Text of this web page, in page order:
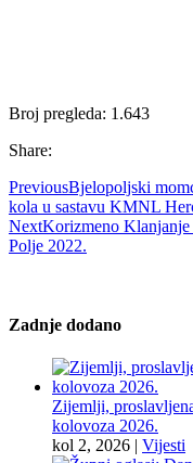
Broj pregleda: 1.643
Share:
PreviousBjelopoljski
kola u sastavu KMNL
NextKorizmeno
Polje 2022.
Zadnje dodano
Zijemlji,
kolovoza 2026.
kol 2, 2026 | Vijesti